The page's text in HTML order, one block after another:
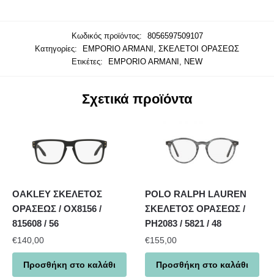
Κωδικός προϊόντος:
8056597509107
Κατηγορίες:
EMPORIO ARMANI , ΣΚΕΛΕΤΟΙ ΟΡΑΣΕΩΣ
Ετικέτες:
EMPORIO ARMANI , NEW
Σχετικά προϊόντα
OAKLEY ΣΚΕΛΕΤΟΣ
ΟΡΑΣΕΩΣ / OX8156 /
815608 / 56
€140,00
Προσθήκη στο καλάθι
POLO RALPH LAUREN
ΣΚΕΛΕΤΟΣ ΟΡΑΣΕΩΣ /
PH2083 / 5821 / 48
€155,00
Προσθήκη στο καλάθι